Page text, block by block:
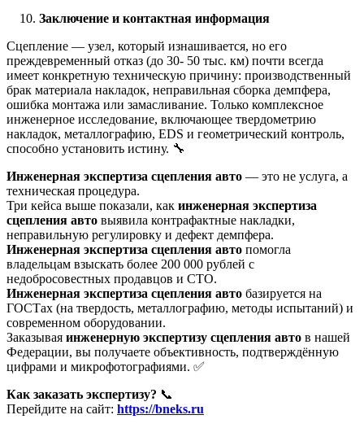
Заключение и контактная информация
Сцепление — узел, который изнашивается, но его
преждевременный отказ (до 30- 50 тыс. км) почти всегда
имеет конкретную техническую причину: производственный
брак материала накладок, неправильная сборка демпфера,
ошибка монтажа или замасливание. Только комплексное
инженерное исследование, включающее твердометрию
накладок, металлографию, EDS и геометрический контроль,
способно установить истину. 🔧
Инженерная экспертиза сцепления авто — это не услуга, а
техническая процедура.
Три кейса выше показали, как инженерная экспертиза
сцепления авто выявила контрафактные накладки,
неправильную регулировку и дефект демпфера.
Инженерная экспертиза сцепления авто помогла
владельцам взыскать более 200 000 рублей с
недобросовестных продавцов и СТО.
Инженерная экспертиза сцепления авто базируется на
ГОСТах (на твердость, металлографию, методы испытаний) и
современном оборудовании.
Заказывая инженерную экспертизу сцепления авто в нашей
Федерации, вы получаете объективность, подтверждённую
цифрами и микрофотографиями. ✅
Как заказать экспертизу? 📞
Перейдите на сайт: https://bneks.ru